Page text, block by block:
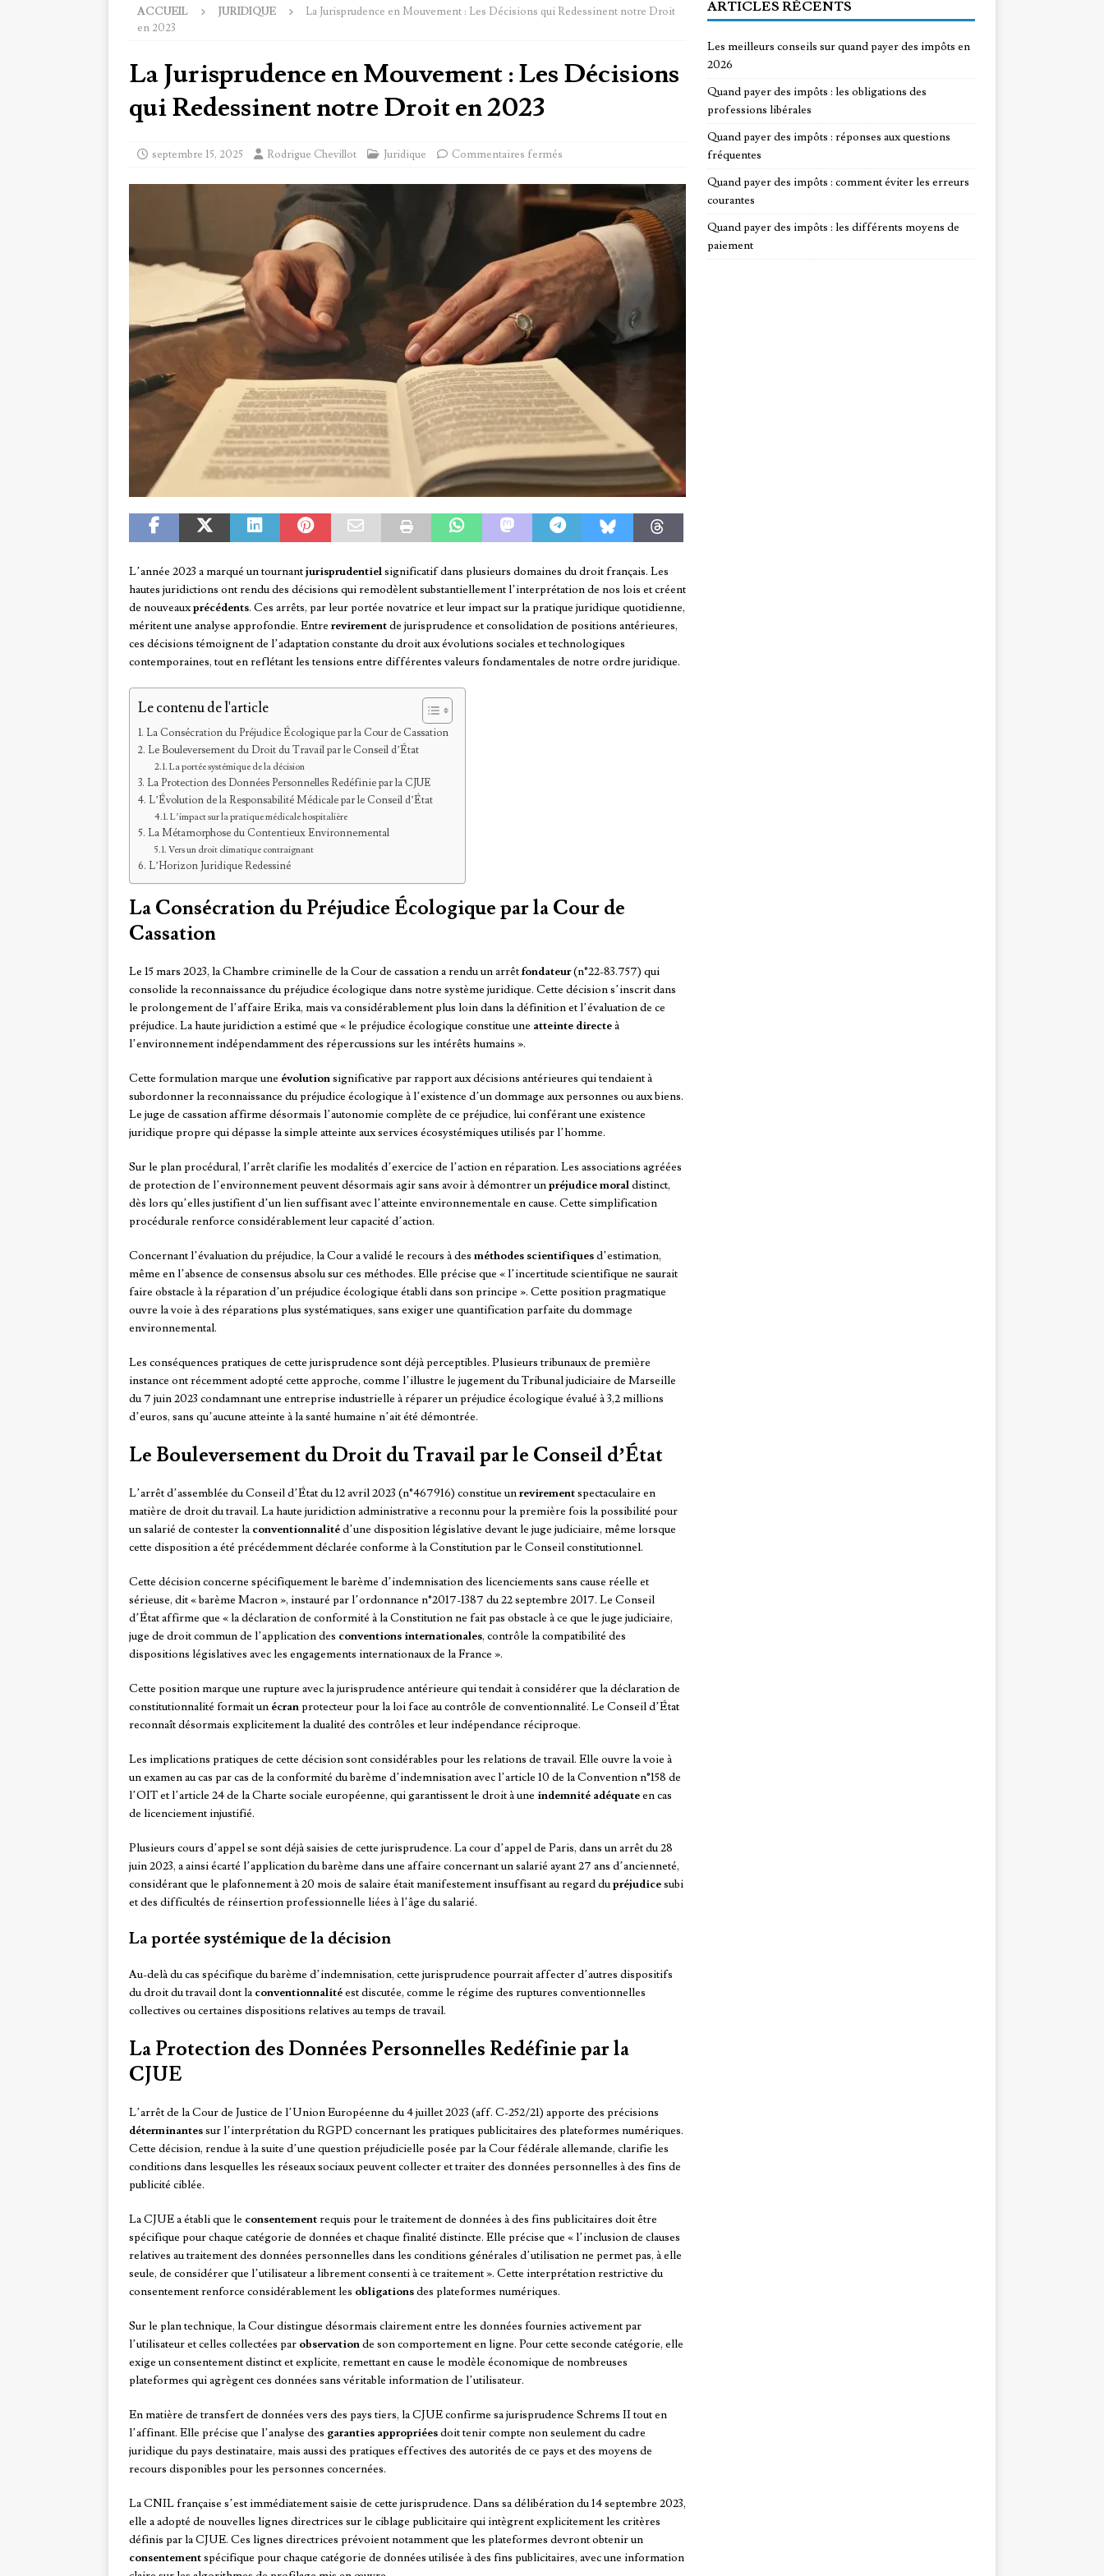
ACCUEIL JURIDIQUE
La Jurisprudence en Mouvement : Les Décisions qui Redessinent notre Droit
en 2023
La Jurisprudence en Mouvement : Les Décisions
qui Redessinent notre Droit en 2023
septembre 15, 2025 Rodrigue Chevillot Juridique Commentaires fermés
L’année 2023 a marqué un tournantjurisprudentielsignificatif dans plusieurs domaines du droit français. Les
hautes juridictions ont rendu des décisions qui remodèlent substantiellement l’interprétation de nos lois et créent
de nouveauxprécédents. Ces arrêts, par leur portée novatrice et leur impact sur la pratique juridique quotidienne,
méritent une analyse approfondie. Entre revirementde jurisprudence et consolidation de positions antérieures,
ces décisions témoignent de l’adaptation constante du droit aux évolutions sociales et technologiques
contemporaines, tout en reflétant les tensions entre différentes valeurs fondamentales de notre ordre juridique.
Le contenu de l'article
La Consécration du Préjudice Écologique par la Cour de Cassation
Le Bouleversement du Droit du Travail par le Conseil d’État
La portée systémique de la décision
La Protection des Données Personnelles Redéfinie par la CJUE
L’Évolution de la Responsabilité Médicale par le Conseil d’État
L’impact sur la pratique médicale hospitalière
La Métamorphose du Contentieux Environnemental
Vers un droit climatique contraignant
L’Horizon Juridique Redessiné
La Consécration du Préjudice Écologique par la Cour de
Cassation
Le 15 mars 2023, la Chambre criminelle de la Cour de cassation a rendu un arrêtfondateur(n°22-83.757) qui
consolide la reconnaissance du préjudice écologique dans notre système juridique. Cette décision s’inscrit dans
le prolongement de l’affaire Erika, mais va considérablement plus loin dans la définition et l’évaluation de ce
préjudice. La haute juridiction a estimé que « le préjudice écologique constitue une atteinte directeà
l’environnement indépendamment des répercussions sur les intérêts humains ».
Cette formulation marque une évolutionsignificative par rapport aux décisions antérieures qui tendaient à
subordonner la reconnaissance du préjudice écologique à l’existence d’un dommage aux personnes ou aux biens.
Le juge de cassation affirme désormais l’autonomie complète de ce préjudice, lui conférant une existence
juridique propre qui dépasse la simple atteinte aux services écosystémiques utilisés par l’homme.
Sur le plan procédural, l’arrêt clarifie les modalités d’exercice de l’action en réparation. Les associations agréées
de protection de l’environnement peuvent désormais agir sans avoir à démontrer unpréjudice moraldistinct,
dès lors qu’elles justifient d’un lien suffisant avec l’atteinte environnementale en cause. Cette simplification
procédurale renforce considérablement leur capacité d’action.
Concernant l’évaluation du préjudice, la Cour a validé le recours à des méthodes scientifiquesd’estimation,
même en l’absence de consensus absolu sur ces méthodes. Elle précise que « l’incertitude scientifique ne saurait
faire obstacle à la réparation d’un préjudice écologique établi dans son principe ». Cette position pragmatique
ouvre la voie à des réparations plus systématiques, sans exiger une quantification parfaite du dommage
environnemental.
Les conséquences pratiques de cette jurisprudence sont déjà perceptibles. Plusieurs tribunaux de première
instance ont récemment adopté cette approche, comme l’illustre le jugement du Tribunal judiciaire de Marseille
du 7 juin 2023 condamnant une entreprise industrielle à réparer un préjudice écologique évalué à 3,2 millions
d’euros, sans qu’aucune atteinte à la santé humaine n’ait été démontrée.
Le Bouleversement du Droit du Travail par le Conseil d’État
L’arrêt d’assemblée du Conseil d’État du 12 avril 2023 (n°467916) constitue unrevirementspectaculaire en
matière de droit du travail. La haute juridiction administrative a reconnu pour la première fois la possibilité pour
un salarié de contester la conventionnalitéd’une disposition législative devant le juge judiciaire, même lorsque
cette disposition a été précédemment déclarée conforme à la Constitution par le Conseil constitutionnel.
Cette décision concerne spécifiquement le barème d’indemnisation des licenciements sans cause réelle et
sérieuse, dit « barème Macron », instauré par l’ordonnance n°2017-1387 du 22 septembre 2017. Le Conseil
d’État affirme que « la déclaration de conformité à la Constitution ne fait pas obstacle à ce que le juge judiciaire,
juge de droit commun de l’application des conventions internationales, contrôle la compatibilité des
dispositions législatives avec les engagements internationaux de la France ».
Cette position marque une rupture avec la jurisprudence antérieure qui tendait à considérer que la déclaration de
constitutionnalité formait un écranprotecteur pour la loi face au contrôle de conventionnalité. Le Conseil d’État
reconnaît désormais explicitement la dualité des contrôles et leur indépendance réciproque.
Les implications pratiques de cette décision sont considérables pour les relations de travail. Elle ouvre la voie à
un examen au cas par cas de la conformité du barème d’indemnisation avec l’article 10 de la Convention n°158 de
l’OIT et l’article 24 de la Charte sociale européenne, qui garantissent le droit à une indemnité adéquateen cas
de licenciement injustifié.
Plusieurs cours d’appel se sont déjà saisies de cette jurisprudence. La cour d’appel de Paris, dans un arrêt du 28
juin 2023, a ainsi écarté l’application du barème dans une affaire concernant un salarié ayant 27 ans d’ancienneté,
considérant que le plafonnement à 20 mois de salaire était manifestement insuffisant au regard dupréjudicesubi
et des difficultés de réinsertion professionnelle liées à l’âge du salarié.
La portée systémique de la décision
Au-delà du cas spécifique du barème d’indemnisation, cette jurisprudence pourrait affecter d’autres dispositifs
du droit du travail dont la conventionnalitéest discutée, comme le régime des ruptures conventionnelles
collectives ou certaines dispositions relatives au temps de travail.
La Protection des Données Personnelles Redéfinie par la
CJUE
L’arrêt de la Cour de Justice de l’Union Européenne du 4 juillet 2023 (aff. C-252/21) apporte des précisions
déterminantessur l’interprétation du RGPD concernant les pratiques publicitaires des plateformes numériques.
Cette décision, rendue à la suite d’une question préjudicielle posée par la Cour fédérale allemande, clarifie les
conditions dans lesquelles les réseaux sociaux peuvent collecter et traiter des données personnelles à des fins de
publicité ciblée.
La CJUE a établi que le consentementrequis pour le traitement de données à des fins publicitaires doit être
spécifique pour chaque catégorie de données et chaque finalité distincte. Elle précise que « l’inclusion de clauses
relatives au traitement des données personnelles dans les conditions générales d’utilisation ne permet pas, à elle
seule, de considérer que l’utilisateur a librement consenti à ce traitement ». Cette interprétation restrictive du
consentement renforce considérablement les obligationsdes plateformes numériques.
Sur le plan technique, la Cour distingue désormais clairement entre les données fournies activement par
l’utilisateur et celles collectées par observationde son comportement en ligne. Pour cette seconde catégorie, elle
exige un consentement distinct et explicite, remettant en cause le modèle économique de nombreuses
plateformes qui agrègent ces données sans véritable information de l’utilisateur.
En matière de transfert de données vers des pays tiers, la CJUE confirme sa jurisprudence Schrems II tout en
l’affinant. Elle précise que l’analyse des garanties appropriéesdoit tenir compte non seulement du cadre
juridique du pays destinataire, mais aussi des pratiques effectives des autorités de ce pays et des moyens de
recours disponibles pour les personnes concernées.
La CNIL française s’est immédiatement saisie de cette jurisprudence. Dans sa délibération du 14 septembre 2023,
elle a adopté de nouvelles lignes directrices sur le ciblage publicitaire qui intègrent explicitement les critères
définis par la CJUE. Ces lignes directrices prévoient notamment que les plateformes devront obtenir un
consentementspécifique pour chaque catégorie de données utilisée à des fins publicitaires, avec une information
ARTICLES RÉCENTS
Les meilleurs conseils sur quand payer des impôts en
2026
Quand payer des impôts : les obligations des
professions libérales
Quand payer des impôts : réponses aux questions
fréquentes
Quand payer des impôts : comment éviter les erreurs
courantes
Quand payer des impôts : les différents moyens de
paiement